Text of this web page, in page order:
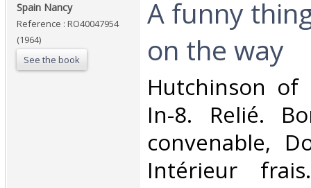
‎Spain Nancy‎
Reference : RO40047954
(1964)
See the book
‎A funny
on the way‎
‎Hutchinson of
In-8. Relié.
convenable,
Intérieur